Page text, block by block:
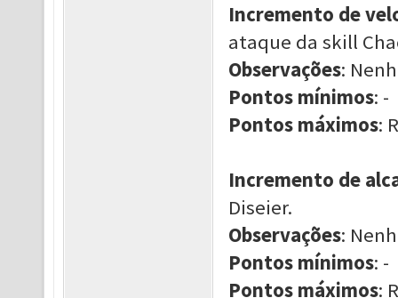
Incremento de
ataque da skill
Observações:
Pontos mínimos: -
Pontos máximos:
Incremento de
Diseier.
Observações:
Pontos mínimos: -
Pontos máximos: